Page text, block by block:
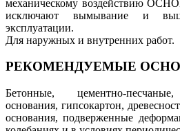
механическому воздействию
исключают вымывание и
эксплуатации.
Для наружных и внутренних работ.
РЕКОМЕНДУЕМЫЕ
Бетонные, цементно-песчаные,
основания, гипсокартон,
основания, подверженные